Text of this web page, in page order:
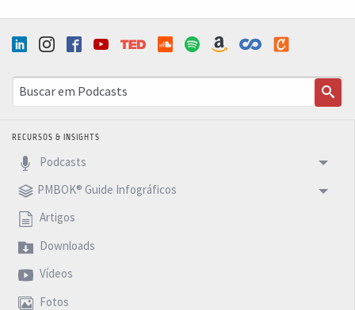
RECURSOS & INSIGHTS
Podcasts
PMBOK® Guide Infográficos
Artigos
Downloads
Vídeos
Fotos